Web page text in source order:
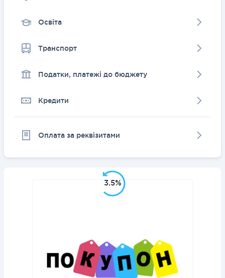
Освіта
Транспорт
Податки, платежі до бюджету
Кредити
Оплата за реквізитами
3.5%